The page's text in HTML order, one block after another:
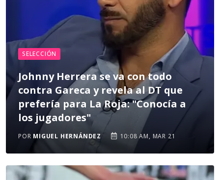
SELECCIÓN
Johnny Herrera se va con todo
contra Gareca y revela al DT que
prefería para La Roja: "Conocía a
los jugadores"
POR MIGUEL HERNÁNDEZ 10:08 AM, MAR 21